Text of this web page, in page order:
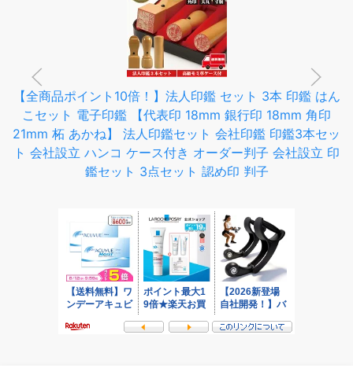
【全商品ポイント10倍！】法人印鑑 セット 3本 印鑑 はん
こセット 電子印鑑 【代表印 18mm 銀行印 18mm 角印
21mm 柘 あかね】 法人印鑑セット 会社印鑑 印鑑3本セッ
ト 会社設立 ハンコ ケース付き オーダー判子 会社設立 印
鑑セット 3点セット 認め印 判子